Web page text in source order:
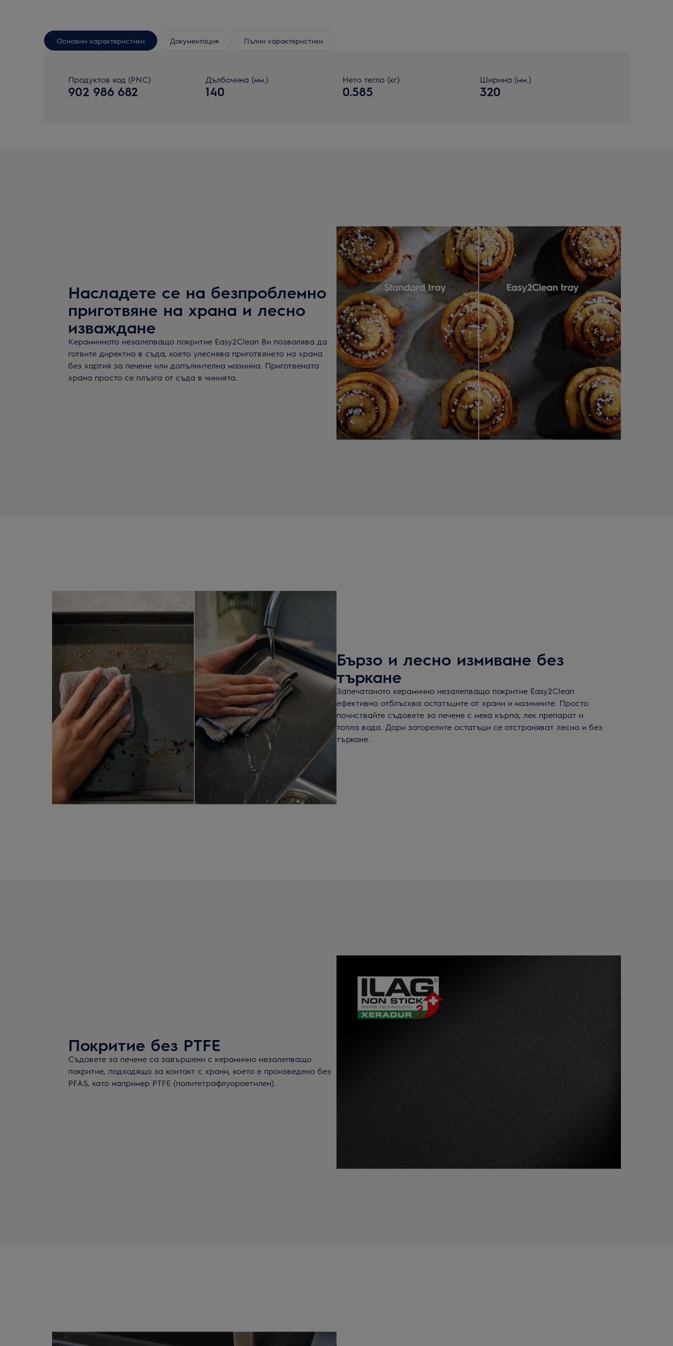
Основни характеристики Документация Пълни характеристики
Продуктов код (PNC)
902 986 682
Дълбочина (мм.)
140
Нето тегло (кг)
0.585
Ширина (мм.)
320
Насладете се на безпроблемно
приготвяне на храна и лесно
изваждане
Керамичното незалепващо покритие Easy2Clean Ви позволява да
готвите директно в съда, което улеснява приготвянето на храна
без хартия за печене или допълнителна мазнина. Приготвената
храна просто се плъзга от съда в чинията.
Бързо и лесно измиване без
търкане
Запечатаното керамично незалепващо покритие Easy2Clean
ефективно отблъсква остатъците от храни и мазнините. Просто
почиствайте съдовете за печене с мека кърпа, лек препарат и
топла вода. Дори загорелите остатъци се отстраняват лесно и без
търкане.
Покритие без PTFE
Съдовете за печене са завършени с керамично незалепващо
покритие, подходящо за контакт с храни, което е произведено без
PFAS, като например PTFE (политетрафлуороетилен).